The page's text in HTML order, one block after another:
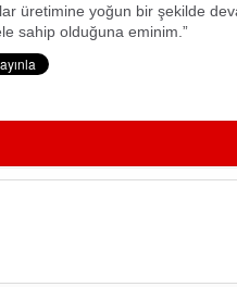
üretimine yoğun bir şekilde
sahip olduğuna eminim.”